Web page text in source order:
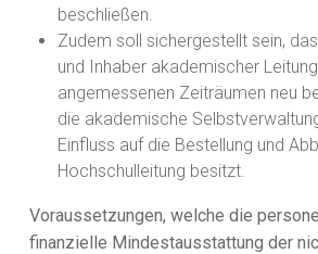
beschließen.
Zudem soll sichergestellt sein,
und Inhaber akademischer
angemessenen Zeiträumen neu
die akademische
Einfluss auf die Bestellung und
Hochschulleitung besitzt.
Voraussetzungen, welche die
finanzielle Mindestausstattung der